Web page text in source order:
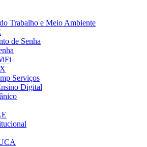
Trabalho e Meio Ambiente
de Senha
Serviços
Digital